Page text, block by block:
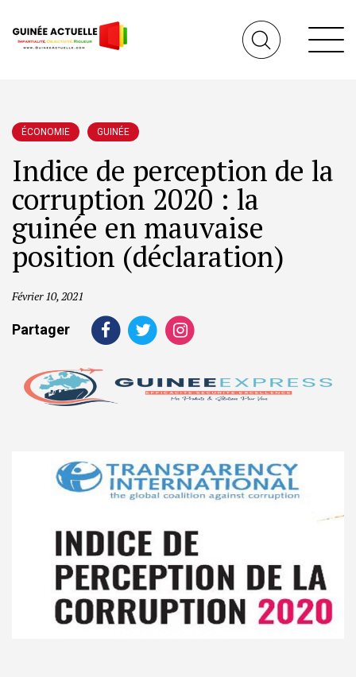
ÉCONOMIE GUINÉE
Indice de perception de la
corruption 2020 : la
guinée en mauvaise
position (déclaration)
Février 10, 2021
Partager